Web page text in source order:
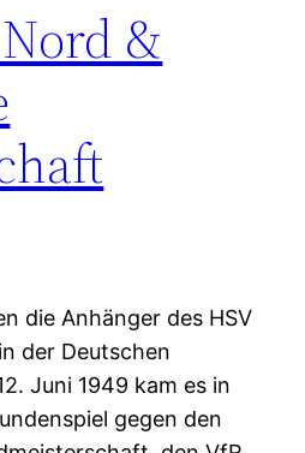
&
die Anhänger des HSV
der Deutschen
Juni 1949 kam es in
gegen den